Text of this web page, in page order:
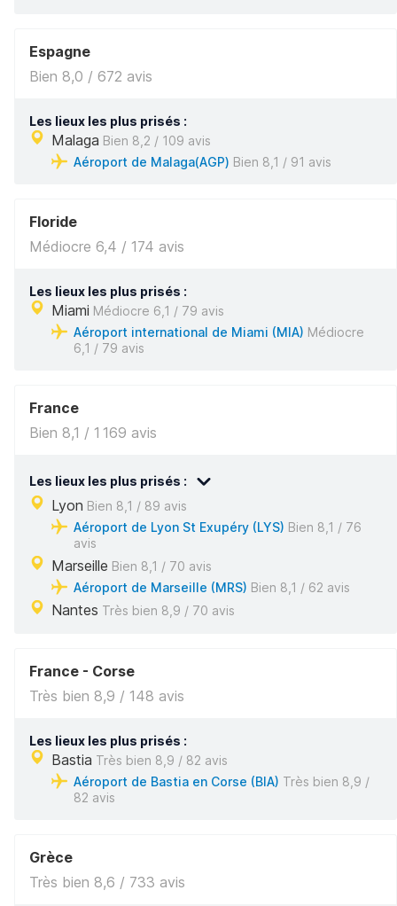
Espagne
Bien 8,0 / 672 avis
Les lieux les plus prisés :
Malaga Bien 8,2 / 109 avis
Aéroport de Malaga(AGP) Bien 8,1 / 91 avis
Floride
Médiocre 6,4 / 174 avis
Les lieux les plus prisés :
Miami Médiocre 6,1 / 79 avis
Aéroport international de Miami (MIA) Médiocre
6,1 / 79 avis
France
Bien 8,1 / 1 169 avis
Les lieux les plus prisés :
Lyon Bien 8,1 / 89 avis
Aéroport de Lyon St Exupéry (LYS) Bien 8,1 / 76
avis
Marseille Bien 8,1 / 70 avis
Aéroport de Marseille (MRS) Bien 8,1 / 62 avis
Nantes Très bien 8,9 / 70 avis
France - Corse
Très bien 8,9 / 148 avis
Les lieux les plus prisés :
Bastia Très bien 8,9 / 82 avis
Aéroport de Bastia en Corse (BIA) Très bien 8,9 /
82 avis
Grèce
Très bien 8,6 / 733 avis